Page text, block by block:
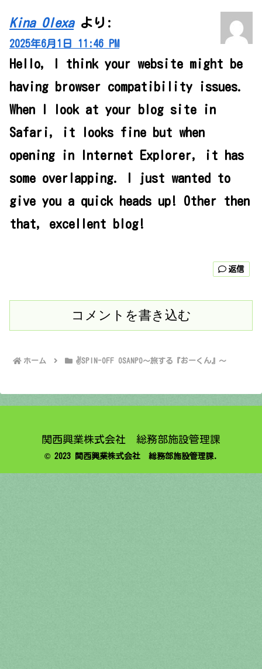
Kina Olexa より:
2025年6月1日 11:46 PM
Hello, I think your website might be
having browser compatibility issues.
When I look at your blog site in
Safari, it looks fine but when
opening in Internet Explorer, it has
some overlapping. I just wanted to
give you a quick heads up! Other then
that, excellent blog!
返信
コメントを書き込む
ホーム ✌SPIN-OFF OSANPO～旅する『おーくん』～
関西興業株式会社 総務部施設管理課
© 2023 関西興業株式会社 総務部施設管理課.